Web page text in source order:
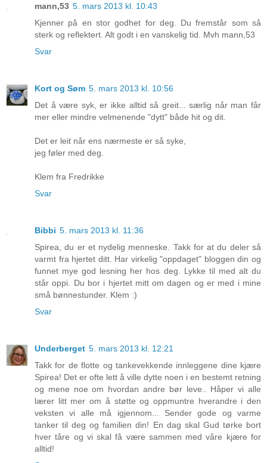
mann,53 5. mars 2013 kl. 10:43
Kjenner på en stor godhet for deg. Du fremstår som så
sterk og reflektert. Alt godt i en vanskelig tid. Mvh mann,53
Svar
Kort og Søm 5. mars 2013 kl. 10:56
Det å være syk, er ikke alltid så greit... særlig når man får
mer eller mindre velmenende "dytt" både hit og dit.
Det er leit når ens nærmeste er så syke,
jeg føler med deg.
Klem fra Fredrikke
Svar
Bibbi 5. mars 2013 kl. 11:36
Spirea, du er et nydelig menneske. Takk for at du deler så
varmt fra hjertet ditt. Har virkelig "oppdaget" bloggen din og
funnet mye god lesning her hos deg. Lykke til med alt du
står oppi. Du bor i hjertet mitt om dagen og er med i mine
små bønnestunder. Klem :)
Svar
Underberget 5. mars 2013 kl. 12:21
Takk for de flotte og tankevekkende innleggene dine kjære
Spirea! Det er ofte lett å ville dytte noen i en bestemt retning
og mene noe om hvordan andre bør leve.. Håper vi alle
lærer litt mer om å støtte og oppmuntre hverandre i den
veksten vi alle må igjennom... Sender gode og varme
tanker til deg og familien din! En dag skal Gud tørke bort
hver tåre og vi skal få være sammen med våre kjære for
alltid!